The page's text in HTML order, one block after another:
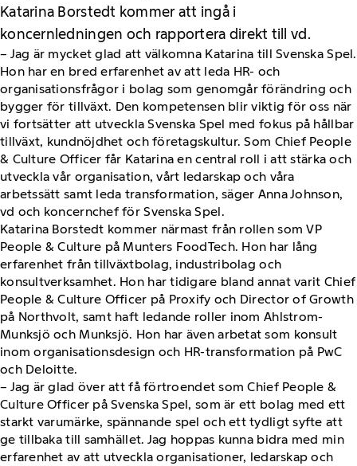
Katarina Borstedt kommer att ingå i
koncernledningen och rapportera direkt till vd.
– Jag är mycket glad att välkomna Katarina till Svenska Spel.
Hon har en bred erfarenhet av att leda HR- och
organisationsfrågor i bolag som genomgår förändring och
bygger för tillväxt. Den kompetensen blir viktig för oss när
vi fortsätter att utveckla Svenska Spel med fokus på hållbar
tillväxt, kundnöjdhet och företagskultur. Som Chief People
& Culture Officer får Katarina en central roll i att stärka och
utveckla vår organisation, vårt ledarskap och våra
arbetssätt samt leda transformation, säger Anna Johnson,
vd och koncernchef för Svenska Spel.
Katarina Borstedt kommer närmast från rollen som VP
People & Culture på Munters FoodTech. Hon har lång
erfarenhet från tillväxtbolag, industribolag och
konsultverksamhet. Hon har tidigare bland annat varit Chief
People & Culture Officer på Proxify och Director of Growth
på Northvolt, samt haft ledande roller inom Ahlstrom-
Munksjö och Munksjö. Hon har även arbetat som konsult
inom organisationsdesign och HR-transformation på PwC
och Deloitte.
– Jag är glad över att få förtroendet som Chief People &
Culture Officer på Svenska Spel, som är ett bolag med ett
starkt varumärke, spännande spel och ett tydligt syfte att
ge tillbaka till samhället. Jag hoppas kunna bidra med min
erfarenhet av att utveckla organisationer, ledarskap och